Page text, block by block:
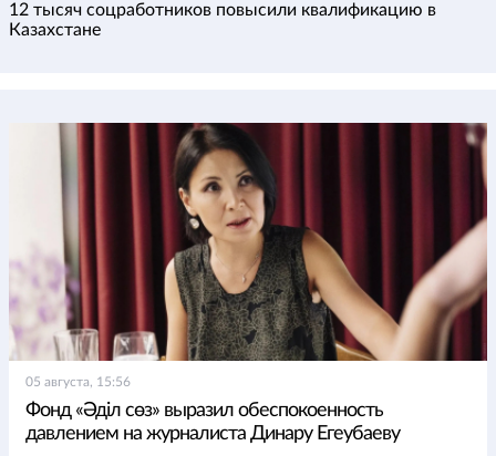
12 тысяч соцработников повысили квалификацию в
Казахстане
05 августа, 15:56
Фонд «Әділ сөз» выразил обеспокоенность
давлением на журналиста Динару Егеубаеву